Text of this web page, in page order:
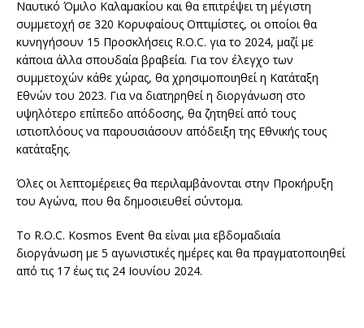
Ναυτικό Όμιλο Καλαμακίου και θα επιτρέψει τη μέγιστη
συμμετοχή σε 320 Κορυφαίους Οπτιμίστες, οι οποίοι θα
κυνηγήσουν 15 Προσκλήσεις R.O.C. για το 2024, μαζί με
κάποια άλλα σπουδαία βραβεία. Για τον έλεγχο των
συμμετοχών κάθε χώρας, θα χρησιμοποιηθεί η Κατάταξη
Εθνών του 2023. Για να διατηρηθεί η διοργάνωση στο
υψηλότερο επίπεδο απόδοσης, θα ζητηθεί από τους
ιστιοπλόους να παρουσιάσουν απόδειξη της Εθνικής τους
κατάταξης.
Όλες οι λεπτομέρειες θα περιλαμβάνονται στην Προκήρυξη
του Αγώνα, που θα δημοσιευθεί σύντομα.
Το R.O.C. Kosmos Event θα είναι μια εβδομαδιαία
διοργάνωση με 5 αγωνιστικές ημέρες και θα πραγματοποιηθεί
από τις 17 έως τις 24 Ιουνίου 2024.